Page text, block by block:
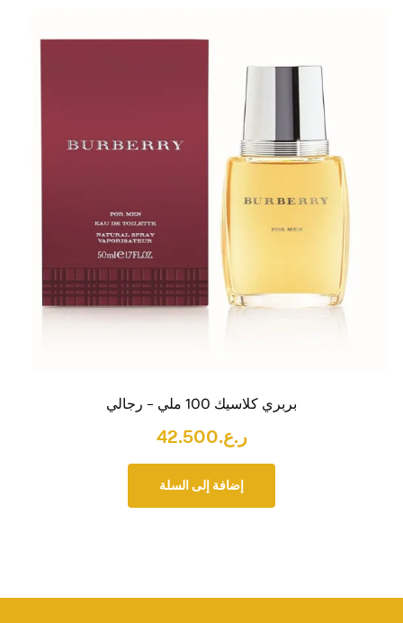
بربري كلاسيك 100 ملي – رجالي
ر.ع.42.500
إضافة إلى السلة